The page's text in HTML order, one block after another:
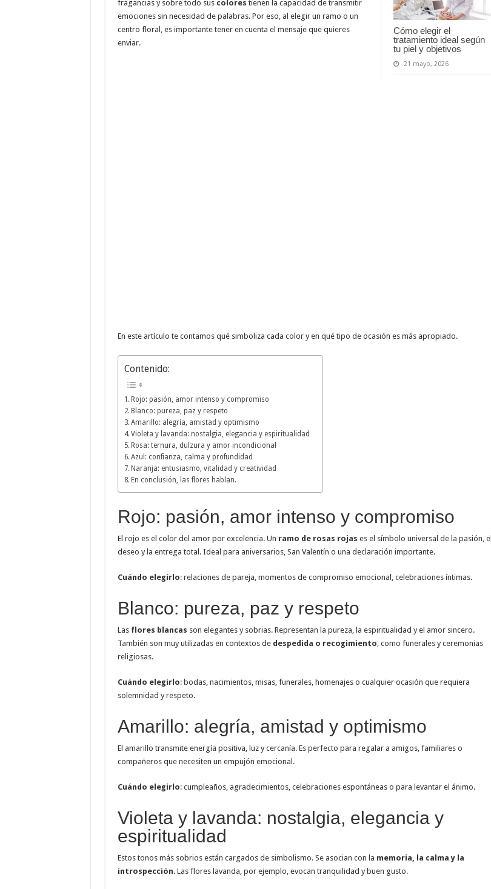
Cómo elegir el
tratamiento ideal según
tu piel y objetivos
21 mayo, 2026
fragancias y sobre todo sus colores tienen la capacidad de transmitir
emociones sin necesidad de palabras. Por eso, al elegir un ramo o un
centro floral, es importante tener en cuenta el mensaje que quieres
enviar.
En este artículo te contamos qué simboliza cada color y en qué tipo de ocasión es más apropiado.
Contenido:
Rojo: pasión, amor intenso y compromiso
Blanco: pureza, paz y respeto
Amarillo: alegría, amistad y optimismo
Violeta y lavanda: nostalgia, elegancia y espiritualidad
Rosa: ternura, dulzura y amor incondicional
Azul: confianza, calma y profundidad
Naranja: entusiasmo, vitalidad y creatividad
En conclusión, las flores hablan.
Rojo: pasión, amor intenso y compromiso
El rojo es el color del amor por excelencia. Un ramo de rosas rojas es el símbolo universal de la pasión, el
deseo y la entrega total. Ideal para aniversarios, San Valentín o una declaración importante.
Cuándo elegirlo: relaciones de pareja, momentos de compromiso emocional, celebraciones íntimas.
Blanco: pureza, paz y respeto
Las flores blancas son elegantes y sobrias. Representan la pureza, la espiritualidad y el amor sincero.
También son muy utilizadas en contextos de despedida o recogimiento, como funerales y ceremonias
religiosas.
Cuándo elegirlo: bodas, nacimientos, misas, funerales, homenajes o cualquier ocasión que requiera
solemnidad y respeto.
Amarillo: alegría, amistad y optimismo
El amarillo transmite energía positiva, luz y cercanía. Es perfecto para regalar a amigos, familiares o
compañeros que necesiten un empujón emocional.
Cuándo elegirlo: cumpleaños, agradecimientos, celebraciones espontáneas o para levantar el ánimo.
Violeta y lavanda: nostalgia, elegancia y
espiritualidad
Estos tonos más sobrios están cargados de simbolismo. Se asocian con la memoria, la calma y la
introspección. Las flores lavanda, por ejemplo, evocan tranquilidad y buen gusto.